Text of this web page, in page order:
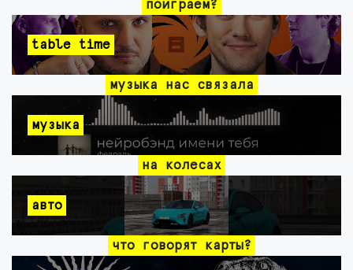
поиграем?
table time
музыка нас связала
музыка
на колесах
авто
что говорят карты?